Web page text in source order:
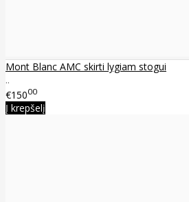
Mont Blanc AMC skirti lygiam stogui
..
€15000
Į krepšelį